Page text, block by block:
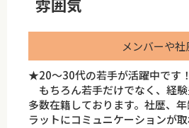
雰囲気
メンバーや社
★20～30代の若手が活躍中です！
もちろん若手だけでなく、経
多数在籍しております。社歴、
ラットにコミュニケーションが取